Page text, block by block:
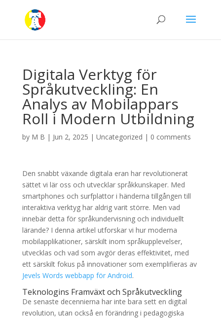
Digitala Verktyg för
Språkutveckling: En
Analys av Mobilappars
Roll i Modern Utbildning
by M B | Jun 2, 2025 | Uncategorized | 0 comments
Den snabbt växande digitala eran har revolutionerat
sättet vi lär oss och utvecklar språkkunskaper. Med
smartphones och surfplattor i händerna tillgången till
interaktiva verktyg har aldrig varit större. Men vad
innebär detta för språkundervisning och individuellt
lärande? I denna artikel utforskar vi hur moderna
mobilapplikationer, särskilt inom språkupplevelser,
utvecklas och vad som avgör deras effektivitet, med
ett särskilt fokus på innovationer som exemplifieras av
Jevels Words webbapp för Android.
Teknologins Framväxt och Språkutveckling
De senaste decennierna har inte bara sett en digital
revolution, utan också en förändring i pedagogiska